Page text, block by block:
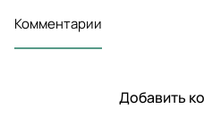
Комментарии
Добавить